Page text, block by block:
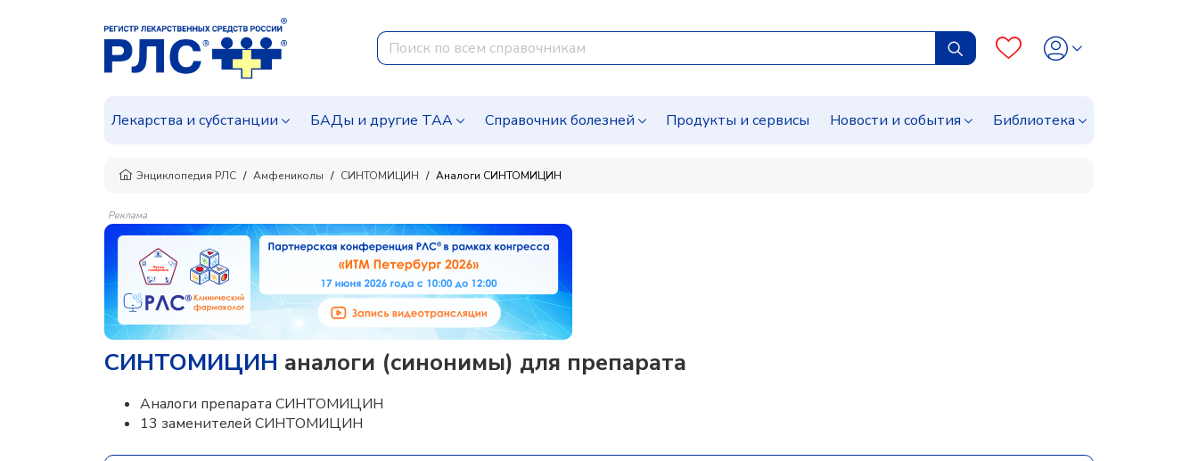
Лекарства и субстанции БАДы и другие ТАА Справочник болезней Продукты и сервисы Новости и события Библиотека
Энциклопедия РЛС Амфениколы СИНТОМИЦИН Аналоги СИНТОМИЦИН
Реклама
СИНТОМИЦИН аналоги (синонимы) для препарата
Аналоги препарата СИНТОМИЦИН
13 заменителей СИНТОМИЦИН